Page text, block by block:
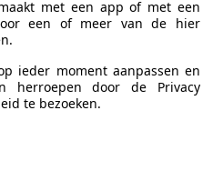
met een app of met een
een of meer van de hier
ieder moment aanpassen en
herroepen door de Privacy
te bezoeken.